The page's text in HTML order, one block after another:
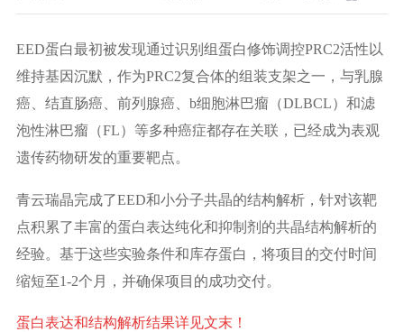
EED蛋白最初被发现通过识别组蛋白修饰调控PRC2活性以
维持基因沉默，作为PRC2复合体的组装支架之一，与乳腺
癌、结直肠癌、前列腺癌、b细胞淋巴瘤（DLBCL）和滤
泡性淋巴瘤（FL）等多种癌症都存在关联，已经成为表观
遗传药物研发的重要靶点。
青云瑞晶完成了EED和小分子共晶的结构解析，针对该靶
点积累了丰富的蛋白表达纯化和抑制剂的共晶结构解析的
经验。基于这些实验条件和库存蛋白，将项目的交付时间
缩短至1-2个月，并确保项目的成功交付。
蛋白表达和结构解析结果详见文末！